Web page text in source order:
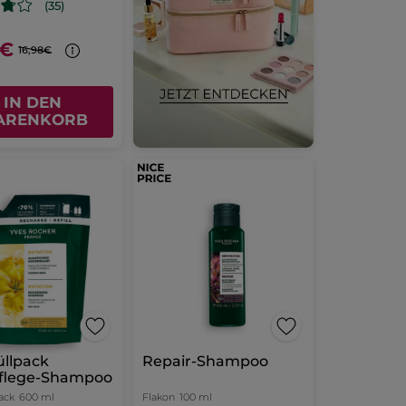
(35)
16,98€
IN DEN
Shampoo
600 ml
Repair-Shampoo
Flakon 100 ml